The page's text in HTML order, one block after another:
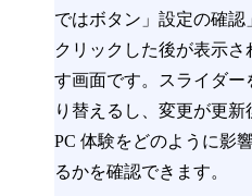
ではボタン」設定の確認
クリックした後が表示さ
す画面です。スライダー
り替えるし、変更が更新
PC 体験をどのように影
るかを確認できます。